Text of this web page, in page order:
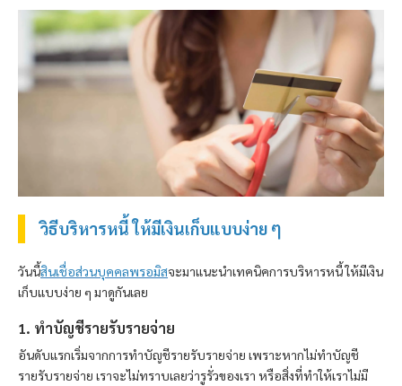
วิธีบริหารหนี้ ให้มีเงินเก็บแบบง่าย ๆ
วันนี้สินเชื่อส่วนบุคคลพรอมิสจะมาแนะนำเทคนิคการบริหารหนี้ ให้มีเงิน
เก็บแบบง่าย ๆ มาดูกันเลย
1. ทำบัญชีรายรับรายจ่าย
อันดับแรกเริ่มจากการทำบัญชีรายรับรายจ่าย เพราะหากไม่ทำบัญชี
รายรับรายจ่าย เราจะไม่ทราบเลยว่ารูรั่วของเรา หรือสิ่งที่ทำให้เราไม่มี